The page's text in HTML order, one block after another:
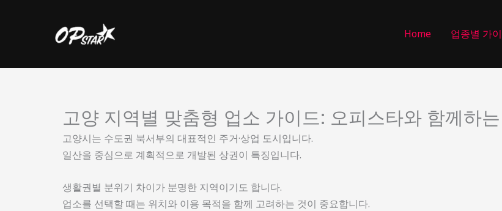
Home 업종별 가
고양 지역별 맞춤형 업소 가이드: 오피스타와 함께하
고양시는 수도권 북서부의 대표적인 주거·상업 도시입니다.
일산을 중심으로 계획적으로 개발된 상권이 특징입니다.
생활권별 분위기 차이가 분명한 지역이기도 합니다.
업소를 선택할 때는 위치와 이용 목적을 함께 고려하는 것이 중요합니다.